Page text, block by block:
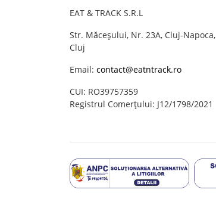
EAT & TRACK S.R.L
Str. Măceșului, Nr. 23A, Cluj-Napoca,
Cluj
Email: contact@eatntrack.ro
CUI: RO39757359
Registrul Comerțului: J12/1798/2021